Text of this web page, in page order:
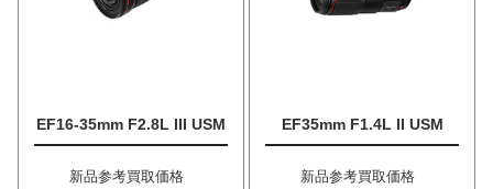
EF16-35mm F2.8L III USM
新品参考買取価格
EF35mm F1.4L II USM
新品参考買取価格